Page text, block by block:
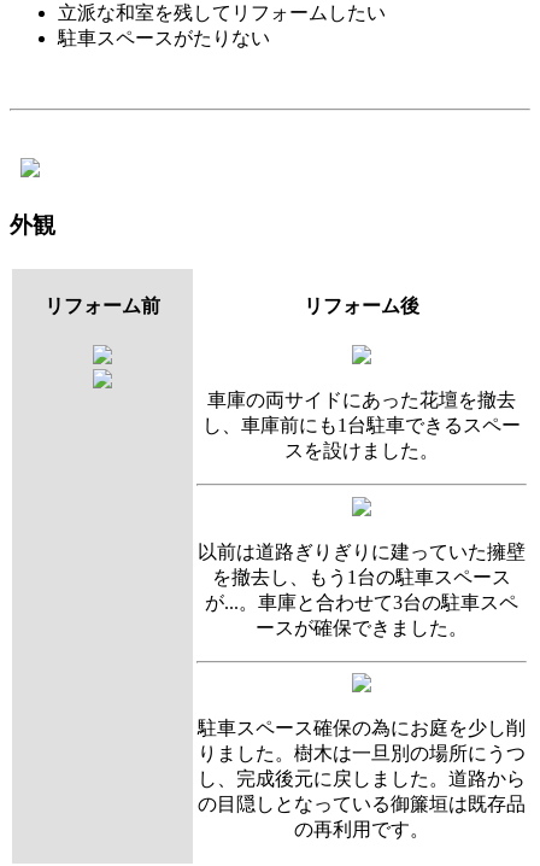
立派な和室を残してリフォームしたい
駐車スペースがたりない
外観
リフォーム前 リフォーム後
車庫の両サイドにあった花壇を撤去
し、車庫前にも1台駐車できるスペー
スを設けました。
以前は道路ぎりぎりに建っていた擁壁
を撤去し、もう1台の駐車スペース
が...。車庫と合わせて3台の駐車スペ
ースが確保できました。
駐車スペース確保の為にお庭を少し削
りました。樹木は一旦別の場所にうつ
し、完成後元に戻しました。道路から
の目隠しとなっている御簾垣は既存品
の再利用です。